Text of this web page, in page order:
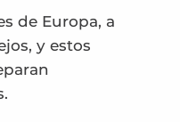
de Europa, a
y estos